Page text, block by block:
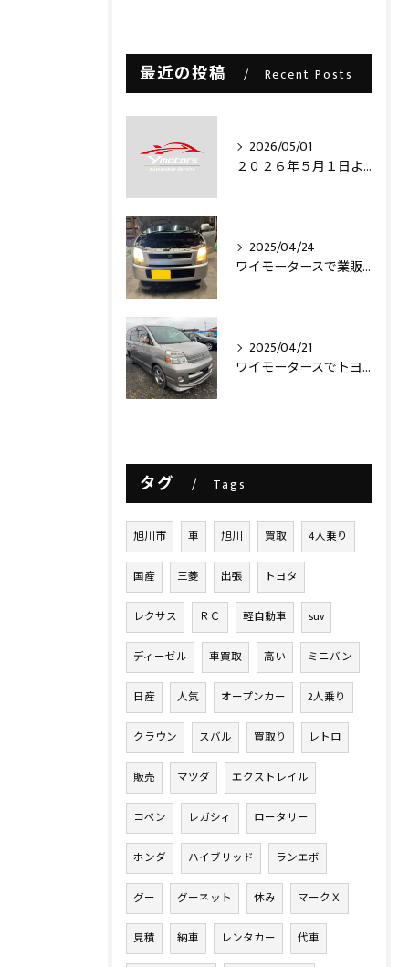
最近の投稿 Recent Posts
2026/05/01
２０２６年５月１日より・・・
2025/04/24
ワイモータースで業販仕入れ出来ますライトコレクション信玄のLEDヘッドライトバルブを取り付け致しました‼️
2025/04/21
ワイモータースでトヨタヴォクシー買取させて頂きました‼️
タグ Tags
旭川市 車 旭川 買取 4人乗り
国産 三菱 出張 トヨタ
レクサス ＲＣ 軽自動車 suv
ディーゼル 車買取 高い ミニバン
日産 人気 オープンカー 2人乗り
クラウン スバル 買取り レトロ
販売 マツダ エクストレイル
コペン レガシィ ロータリー
ホンダ ハイブリッド ランエボ
グー グーネット 休み マークＸ
見積 納車 レンタカー 代車